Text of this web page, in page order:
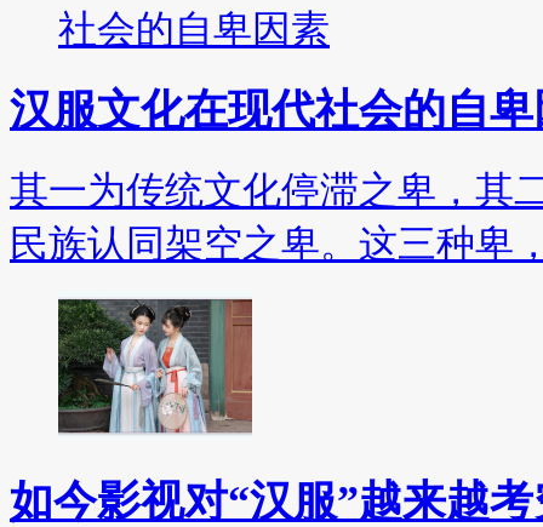
汉服文化在现代社会的自
其一为传统文化停滞之卑，其
民族认同架空之卑。这三种卑
如今影视对“汉服”越来越